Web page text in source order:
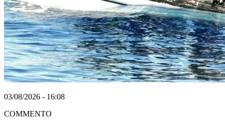
03/08/2026 - 16:08
COMMENTO